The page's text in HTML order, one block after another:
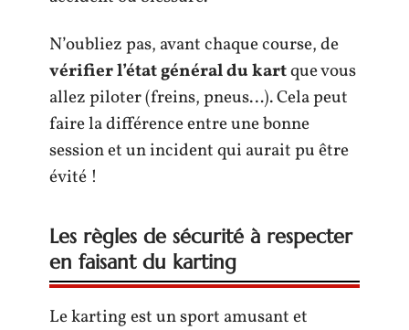
N’oubliez pas, avant chaque course, de
vérifier l’état général du kartque vous
allez piloter (freins, pneus…). Cela peut
faire la différence entre une bonne
session et un incident qui aurait pu être
évité !
Les règles de sécurité à respecter
en faisant du karting
Le karting est un sport amusant et